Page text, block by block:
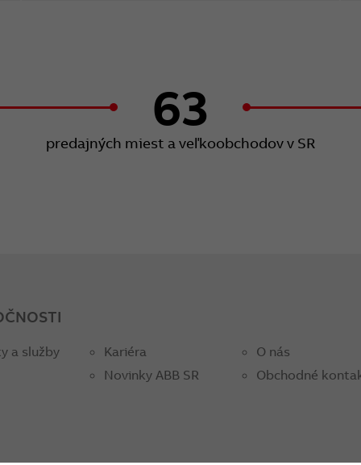
63
predajných miest a veľkoobchodov v SR
a služby
Kariéra
Novinky ABB SR
O nás
Obchodné